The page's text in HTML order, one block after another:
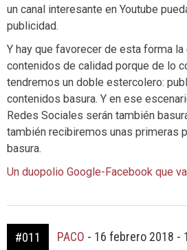
un canal interesante en Youtube
publicidad.
Y hay que favorecer de esta forma la
contenidos de calidad porque de lo
tendremos un doble estercolero:
contenidos basura. Y en ese
Redes Sociales serán también
también recibiremos unas primeras
basura.
Un duopolio Google-Facebook que
#011 PACO - 16 febrero 2018 -